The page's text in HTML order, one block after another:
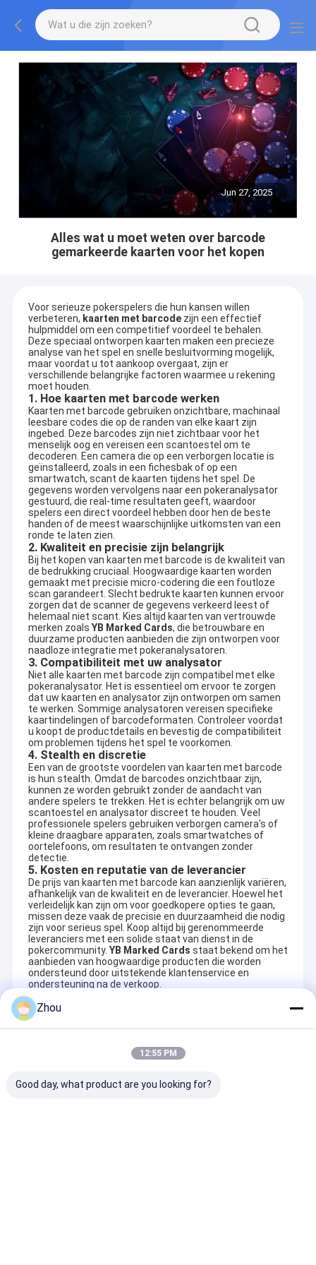
Jun 27, 2025
Alles wat u moet weten over barcode
gemarkeerde kaarten voor het kopen
Voor serieuze pokerspelers die hun kansen willen
verbeteren, kaarten met barcodezijn een effectief
hulpmiddel om een competitief voordeel te behalen.
Deze speciaal ontworpen kaarten maken een precieze
analyse van het spel en snelle besluitvorming mogelijk,
maar voordat u tot aankoop overgaat, zijn er
verschillende belangrijke factoren waarmee u rekening
moet houden.
1. Hoe kaarten met barcode werken
Kaarten met barcode gebruiken onzichtbare, machinaal
leesbare codes die op de randen van elke kaart zijn
ingebed. Deze barcodes zijn niet zichtbaar voor het
menselijk oog en vereisen een scantoestel om te
decoderen. Een camera die op een verborgen locatie is
geïnstalleerd, zoals in een fichesbak of op een
smartwatch, scant de kaarten tijdens het spel. De
gegevens worden vervolgens naar een pokeranalysator
gestuurd, die real-time resultaten geeft, waardoor
spelers een direct voordeel hebben door hen de beste
handen of de meest waarschijnlijke uitkomsten van een
ronde te laten zien.
2. Kwaliteit en precisie zijn belangrijk
Bij het kopen van kaarten met barcode is de kwaliteit van
de bedrukking cruciaal. Hoogwaardige kaarten worden
gemaakt met precisie micro-codering die een foutloze
scan garandeert. Slecht bedrukte kaarten kunnen ervoor
zorgen dat de scanner de gegevens verkeerd leest of
helemaal niet scant. Kies altijd kaarten van vertrouwde
merken zoals YB Marked Cards, die betrouwbare en
duurzame producten aanbieden die zijn ontworpen voor
naadloze integratie met pokeranalysatoren.
3. Compatibiliteit met uw analysator
Niet alle kaarten met barcode zijn compatibel met elke
pokeranalysator. Het is essentieel om ervoor te zorgen
dat uw kaarten en analysator zijn ontworpen om samen
te werken. Sommige analysatoren vereisen specifieke
kaartindelingen of barcodeformaten. Controleer voordat
u koopt de productdetails en bevestig de compatibiliteit
om problemen tijdens het spel te voorkomen.
4. Stealth en discretie
Een van de grootste voordelen van kaarten met barcode
is hun stealth. Omdat de barcodes onzichtbaar zijn,
kunnen ze worden gebruikt zonder de aandacht van
andere spelers te trekken. Het is echter belangrijk om uw
scantoestel en analysator discreet te houden. Veel
professionele spelers gebruiken verborgen camera's of
kleine draagbare apparaten, zoals smartwatches of
oortelefoons, om resultaten te ontvangen zonder
detectie.
5. Kosten en reputatie van de leverancier
De prijs van kaarten met barcode kan aanzienlijk variëren,
afhankelijk van de kwaliteit en de leverancier. Hoewel het
verleidelijk kan zijn om voor goedkopere opties te gaan,
missen deze vaak de precisie en duurzaamheid die nodig
zijn voor serieus spel. Koop altijd bij gerenommeerde
leveranciers met een solide staat van dienst in de
pokercommunity. YB Marked Cards staat bekend om het
aanbieden van hoogwaardige producten die worden
ondersteund door uitstekende klantenservice en
ondersteuning na de verkoop.
Recommended Products
Zhou
12:55 PM
Good day, what product are you looking for?